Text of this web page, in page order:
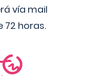
vía mail
72 horas.